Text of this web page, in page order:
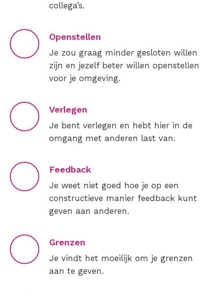
collega’s.
Openstellen
Je zou graag minder gesloten willen
zijn en jezelf beter willen openstellen
voor je omgeving.
Verlegen
Je bent verlegen en hebt hier in de
omgang met anderen last van.
Feedback
Je weet niet goed hoe je op een
constructieve manier feedback kunt
geven aan anderen.
Grenzen
Je vindt het moeilijk om je grenzen
aan te geven.